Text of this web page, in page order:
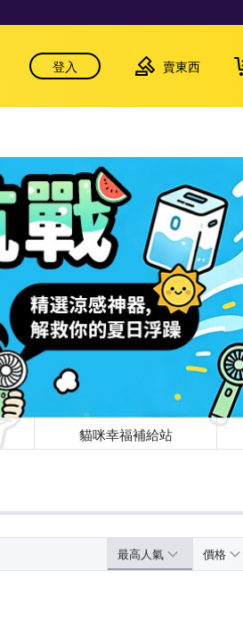
登入 賣東西
貓咪幸福補給站
最高人氣 價格